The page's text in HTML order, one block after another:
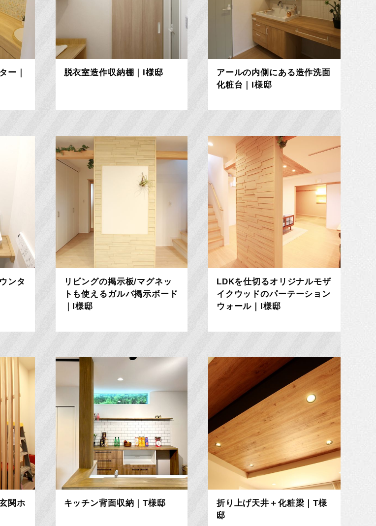
ー｜
脱衣室造作収納棚｜I様邸
アールの内側にある造作洗面
化粧台｜I様邸
ンタ
リビングの掲示板/マグネッ
トも使えるガルバ掲示ボード
｜I様邸
LDKを仕切るオリジナルモザ
イクウッドのパーテーション
ウォール｜I様邸
関ホ
キッチン背面収納｜T様邸
折り上げ天井＋化粧梁｜T様
邸